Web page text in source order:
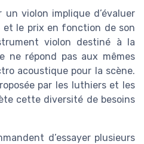
violon implique d’évaluer
et le prix en fonction de son
violon destiné à la
ne répond pas aux mêmes
acoustique pour la scène.
par les luthiers et les
cette diversité de besoins
d’essayer plusieurs